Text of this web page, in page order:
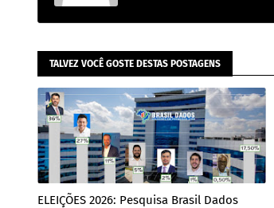
TALVEZ VOCÊ GOSTE DESTAS POSTAGENS
ELEIÇÕES 2026: Pesquisa Brasil Dados